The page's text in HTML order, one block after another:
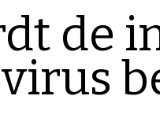
de